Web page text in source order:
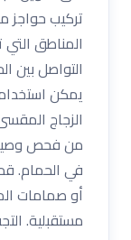
تركيب حواجز
المناطق
التواصل بين
يمكن
الزجاج
من فحص
في الحمام.
أو صمامات
مستقبلية.